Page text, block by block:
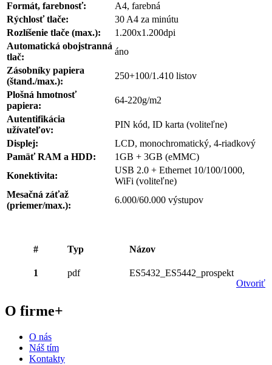
Formát, farebnosť:
A4, farebná
Rýchlosť tlače:
30 A4 za minútu
Rozlíšenie tlače (max.):
1.200x1.200dpi
Automatická obojstranná
tlač:
áno
Zásobníky papiera
(štand./max.):
250+100/1.410 listov
Plošná hmotnosť
papiera:
64-220g/m2
Autentifikácia
užívateľov:
PIN kód, ID karta (voliteľne)
Displej:
LCD, monochromatický, 4-riadkový
Pamäť RAM a HDD:
1GB + 3GB (eMMC)
Konektivita:
USB 2.0 + Ethernet 10/100/1000,
WiFi (voliteľne)
Mesačná záťaž
(priemer/max.):
6.000/60.000 výstupov
# Typ Názov
1 pdf
ES5432_ES5442_prospekt
Otvoriť
O firme+
O nás
Náš tím
Kontakty